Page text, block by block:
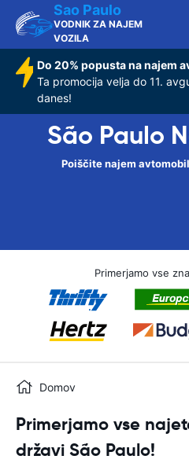
Sao Paulo
VODNIK ZA NAJEM
VOZILA
Do 20% popusta na najem
Ta promocija velja do 11.
danes!
São Paulo
Poiščite najem
Primerjamo vse
Domov
Primerjamo vse
državi São Paulo!